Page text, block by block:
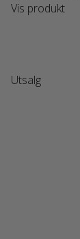
Vis produkt
Utsalg